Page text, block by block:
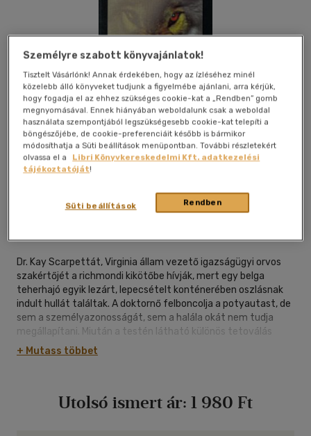
Kívánságlistához adom
Dr. Kay Scarpettát, Virginia állam vezető igazságügyi orvos
szakértőjét a richmondi kikötőbe hívják, mert egy belga
teherhajó egyik lezárt, lepecsételt konténerében oszlásnak
indult hullát találtak. A doktornő felboncolja a potyautast, de
sem a személyazonosságát, sem a halála okát nem tudja
megállapítani. Miután a testén látható különös tetoválás
miatt kapcsolatba lép az Interpollal, Pete Marino
rendőrkapitánnyal együtt az Interpol lyoni központjába hívják,
titkos és hajmeresztő értesüléseket szerez. Munkahelyén
+ Mutass többet
Utolsó ismert ár: 1 980 Ft
Személyre szabott könyvajánlatok!
Tisztelt Vásárlónk! Annak érdekében, hogy az ízléséhez minél
közelebb álló könyveket tudjunk a figyelmébe ajánlani, arra kérjük,
hogy fogadja el az ehhez szükséges cookie-kat a „Rendben” gomb
megnyomásával. Ennek hiányában weboldalunk csak a weboldal
használata szempontjából legszükségesebb cookie-kat telepíti a
böngészőjébe, de cookie-preferenciáit később is bármikor
módosíthatja a Süti beállítások menüpontban. További részletekért
olvassa el a
Libri Könyvkereskedelmi Kft. adatkezelési
tájékoztatóját!
Rendben
Süti beállítások